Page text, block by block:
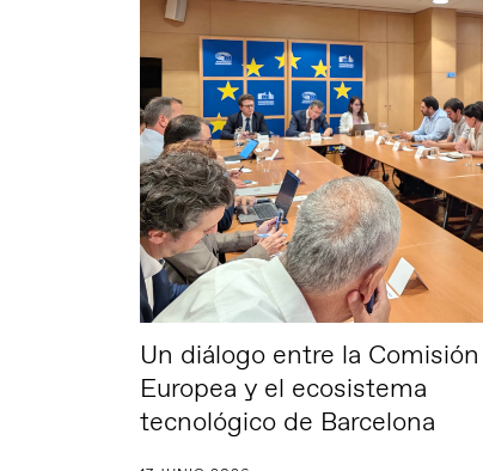
Un diálogo entre la Comisión
Europea y el ecosistema
tecnológico de Barcelona